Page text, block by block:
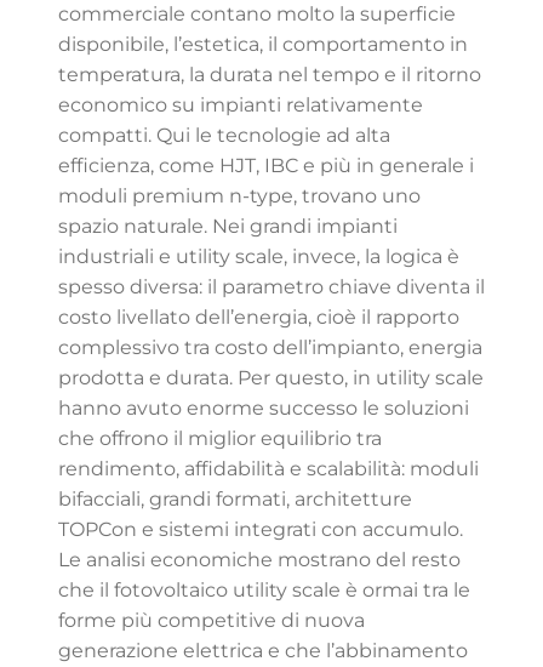
commerciale contano molto la superficie
disponibile, l’estetica, il comportamento in
temperatura, la durata nel tempo e il ritorno
economico su impianti relativamente
compatti. Qui le tecnologie ad alta
efficienza, come HJT, IBC e più in generale i
moduli premium n-type, trovano uno
spazio naturale. Nei grandi impianti
industriali e utility scale, invece, la logica è
spesso diversa: il parametro chiave diventa il
costo livellato dell’energia, cioè il rapporto
complessivo tra costo dell’impianto, energia
prodotta e durata. Per questo, in utility scale
hanno avuto enorme successo le soluzioni
che offrono il miglior equilibrio tra
rendimento, affidabilità e scalabilità: moduli
bifacciali, grandi formati, architetture
TOPCon e sistemi integrati con accumulo.
Le analisi economiche mostrano del resto
che il fotovoltaico utility scale è ormai tra le
forme più competitive di nuova
generazione elettrica e che l’abbinamento